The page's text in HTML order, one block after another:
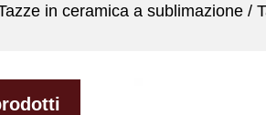
in ceramica a sublimazione /